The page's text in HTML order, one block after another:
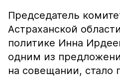
Председатель
Астраханской
политике Инна
одним из
на совещании, стало